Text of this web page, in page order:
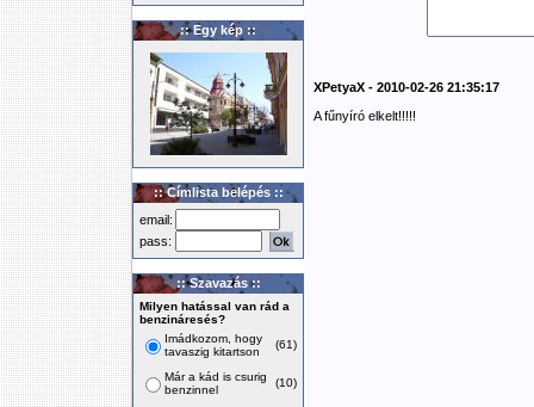
:: Egy kép ::
:: Címlista belépés ::
email:
pass:
:: Szavazás ::
Milyen hatással van rád a
benzináresés?
Imádkozom, hogy
tavaszig kitartson
(61)
Már a kád is csurig
benzinnel
(10)
XPetyaX - 2010-02-26 21:35:17
A fűnyíró elkelt!!!!!